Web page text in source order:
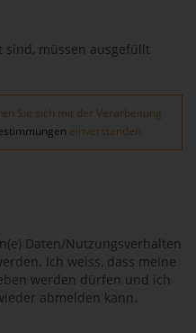
sind, müssen ausgefüllt
Sie sich mit der Verarbeitung
einverstanden.
Daten/Nutzungsverhalten
Ich weiss, dass meine
werden dürfen und ich
abmelden kann.